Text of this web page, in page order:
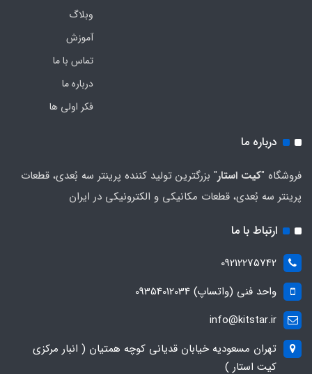
وبلاگ
آموزش
تماس با ما
درباره ما
فکر اولی ها
درباره ما
فروشگاه "کیت استار" بزرگترین تولید کننده پرینتر سه بُعدی، قطعات
پرینتر سه بُعدی، قطعات مکانیکی و الکترونیکی در ایران
ارتباط با ما
09212275742
واحد فنی (واتساپ) 09354012034
info@kitstar.ir
تهران مسعودیه خیابان قدیانی کوچه همتیان ( انبار مرکزی
کیت استار )